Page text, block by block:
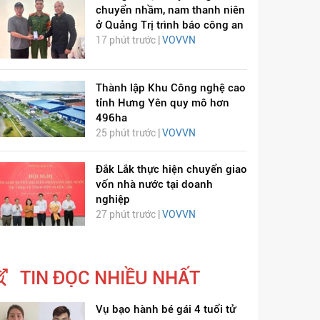
VIÊM PHỔI COVID-
19
chuyển nhầm, nam thanh niên
ở Quảng Trị trình báo công an
17 phút trước | VOVVN
Thành lập Khu Công nghệ cao
tỉnh Hưng Yên quy mô hơn
496ha
25 phút trước | VOVVN
Đắk Lắk thực hiện chuyển giao
vốn nhà nước tại doanh
nghiệp
27 phút trước | VOVVN
TIN ĐỌC NHIỀU NHẤT
Vụ bạo hành bé gái 4 tuổi tử